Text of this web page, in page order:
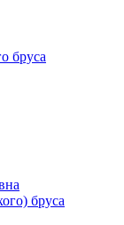
бруса
бруса